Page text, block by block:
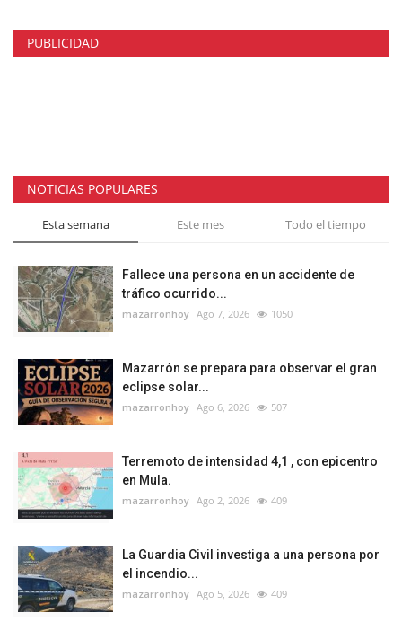
PUBLICIDAD
NOTICIAS POPULARES
Esta semana Este mes Todo el tiempo
Fallece una persona en un accidente de
tráfico ocurrido...
mazarronhoy Ago 7, 2026 1050
Mazarrón se prepara para observar el gran
eclipse solar...
mazarronhoy Ago 6, 2026 507
Terremoto de intensidad 4,1 , con epicentro
en Mula.
mazarronhoy Ago 2, 2026 409
La Guardia Civil investiga a una persona por
el incendio...
mazarronhoy Ago 5, 2026 409